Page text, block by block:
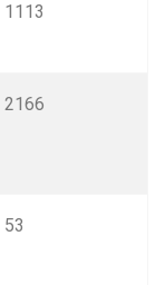
1113
2166
53